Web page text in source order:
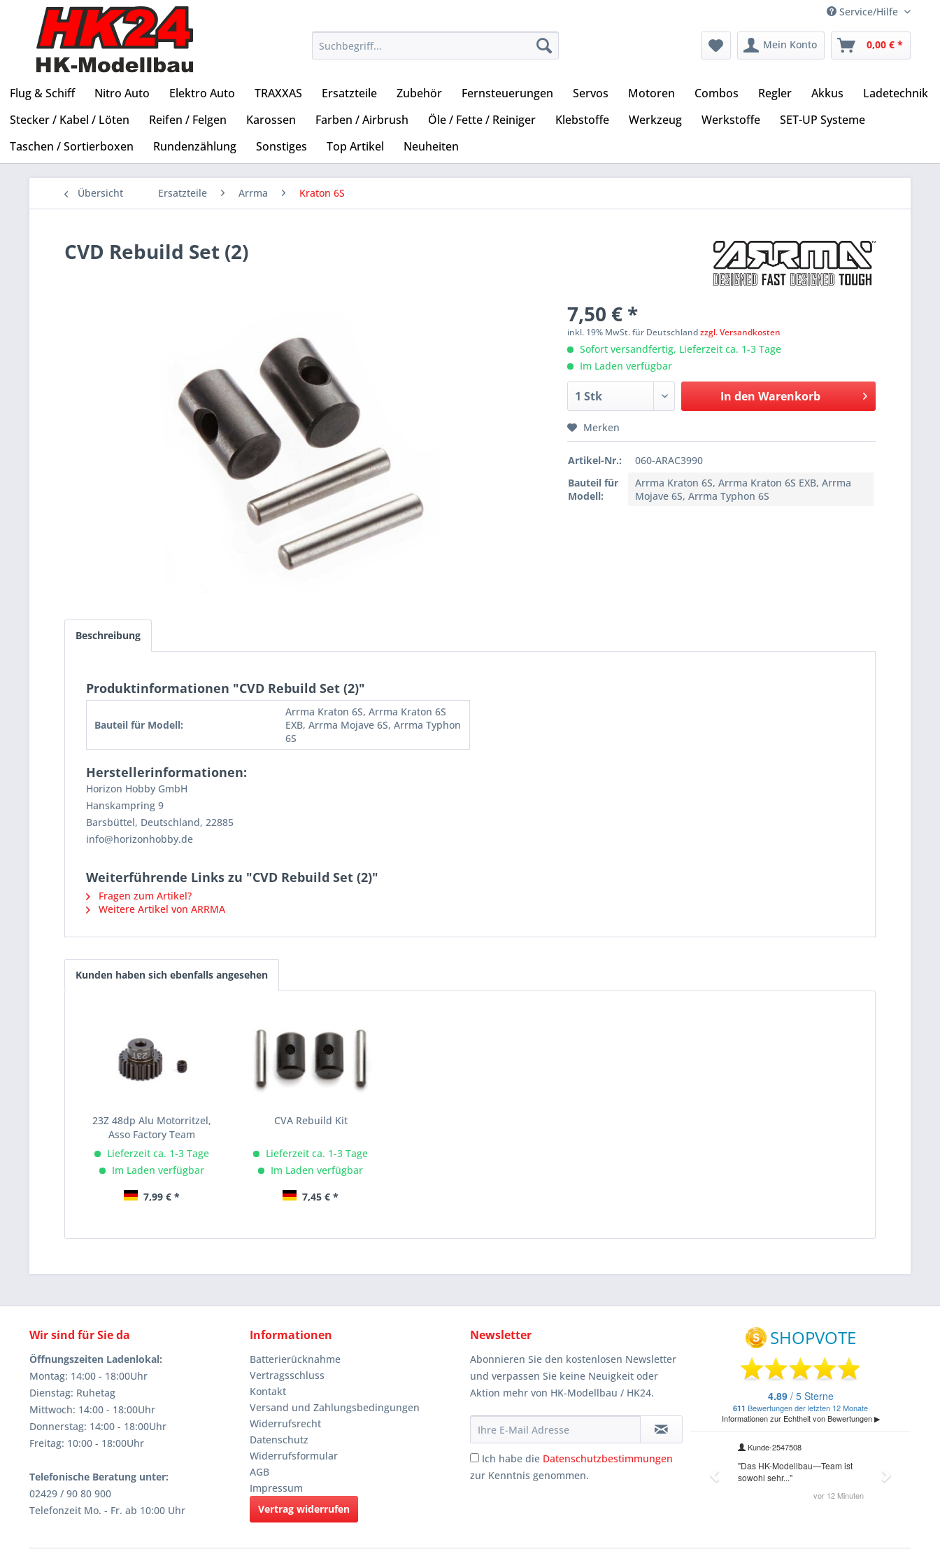
Service/Hilfe
Mein Konto 0,00 € *
Flug & Schiff Nitro Auto Elektro Auto TRAXXAS Ersatzteile Zubehör Fernsteuerungen Servos Motoren Combos Regler Akkus
Ladetechnik
Stecker / Kabel / Löten
Reifen / Felgen Karossen Farben / Airbrush Öle / Fette / Reiniger Klebstoffe Werkzeug Werkstoffe
SET-UP Systeme
Taschen / Sortierboxen
Rundenzählung Sonstiges Top Artikel Neuheiten
Übersicht Ersatzteile Arrma Kraton 6S
CVD Rebuild Set (2)
7,50 € *
inkl. 19% MwSt. für Deutschlandzzgl. Versandkosten
Sofort versandfertig, Lieferzeit ca. 1-3 Tage
Im Laden verfügbar
In den Warenkorb
Merken
Artikel-Nr.:
060-ARAC3990
Bauteil für
Modell:
Arrma Kraton 6S, Arrma Kraton 6S EXB, Arrma
Mojave 6S, Arrma Typhon 6S
Beschreibung
Produktinformationen "CVD Rebuild Set (2)"
Bauteil für Modell:
Arrma Kraton 6S, Arrma Kraton 6S
EXB, Arrma Mojave 6S, Arrma Typhon
6S
Herstellerinformationen:
Horizon Hobby GmbH
Hanskampring 9
Barsbüttel, Deutschland, 22885
info@horizonhobby.de
Weiterführende Links zu "CVD Rebuild Set (2)"
Fragen zum Artikel?
Weitere Artikel von ARRMA
Kunden haben sich ebenfalls angesehen
23Z 48dp Alu Motorritzel,
Asso Factory Team
Lieferzeit ca. 1-3 Tage
Im Laden verfügbar
7,99 € *
CVA Rebuild Kit
Lieferzeit ca. 1-3 Tage
Im Laden verfügbar
7,45 € *
Wir sind für Sie da
Öffnungszeiten Ladenlokal:
Montag: 14:00 - 18:00Uhr
Dienstag: Ruhetag
Mittwoch: 14:00 - 18:00Uhr
Donnerstag: 14:00 - 18:00Uhr
Freitag: 10:00 - 18:00Uhr
Telefonische Beratung unter:
02429 / 90 80 900
Telefonzeit Mo. - Fr. ab 10:00 Uhr
Informationen
Batterierücknahme
Vertragsschluss
Kontakt
Versand und Zahlungsbedingungen
Widerrufsrecht
Datenschutz
Widerrufsformular
AGB
Impressum
Vertrag widerrufen
Newsletter
Abonnieren Sie den kostenlosen Newsletter
und verpassen Sie keine Neuigkeit oder
Aktion mehr von HK-Modellbau / HK24.
Ich habe die Datenschutzbestimmungen
zur Kenntnis genommen.